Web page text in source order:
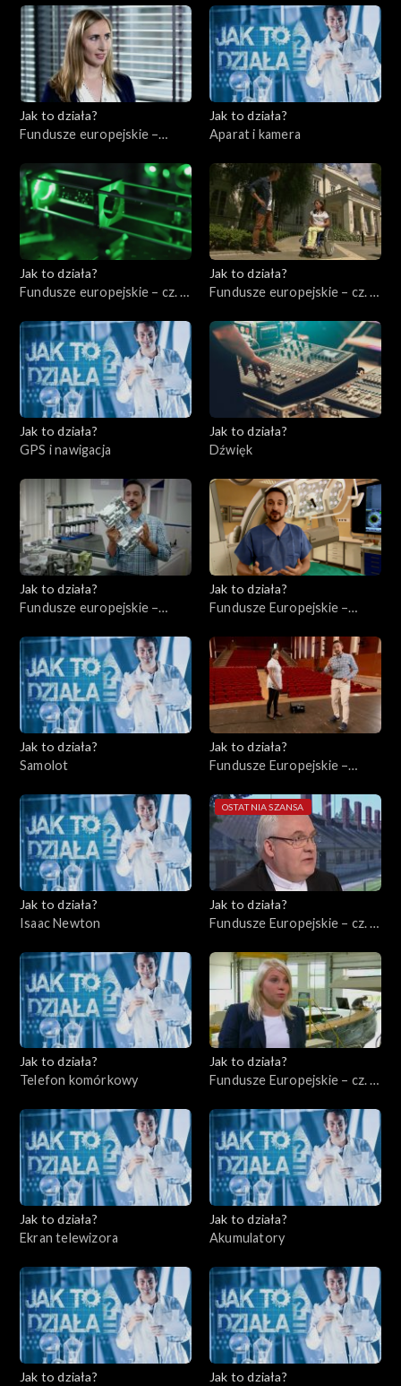
Jak to działa?
Fundusze europejskie –
elektryczną
Jak to działa?
Aparat i kamera
Jak to działa?
Fundusze europejskie – cz. 3,
Jak to działa?
Fundusze europejskie – cz. 4,
Jak to działa?
GPS i nawigacja
Jak to działa?
Dźwięk
Jak to działa?
Fundusze europejskie –
przedsiębiorstw
Jak to działa?
Fundusze Europejskie –
Jak to działa?
Samolot
Jak to działa?
Fundusze Europejskie –
Jak to działa?
Isaac Newton
OSTATNIA SZANSA
Jak to działa?
Fundusze Europejskie – cz. 8,
Jak to działa?
Telefon komórkowy
Jak to działa?
Fundusze Europejskie – cz. 9,
Jak to działa?
Ekran telewizora
Jak to działa?
Akumulatory
Jak to działa?
Jak to działa?